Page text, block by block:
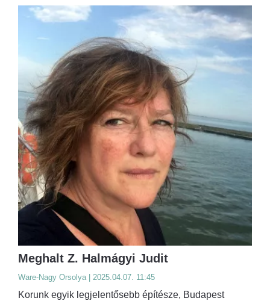
Meghalt Z. Halmágyi Judit
Ware-Nagy Orsolya | 2025.04.07. 11:45
Korunk egyik legjelentősebb építésze, Budapest